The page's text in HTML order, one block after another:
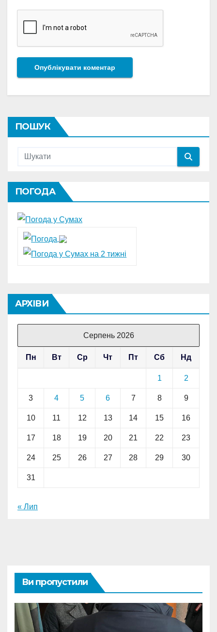
ПОШУК
ПОГОДА
АРХІВИ
Серпень 2026
Пн Вт Ср Чт Пт Сб Нд
1 2
3 4 5 6 7 8 9
10 11 12 13 14 15 16
17 18 19 20 21 22 23
24 25 26 27 28 29 30
31
« Лип
Ви пропустили